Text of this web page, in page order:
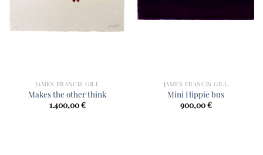
JAMES FRANCIS GILL
Makes the other think
1.400,00€
JAMES FRANCIS GILL
Mini Hippie bus
900,00€